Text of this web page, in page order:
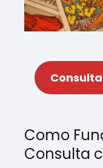
Como
Consulta